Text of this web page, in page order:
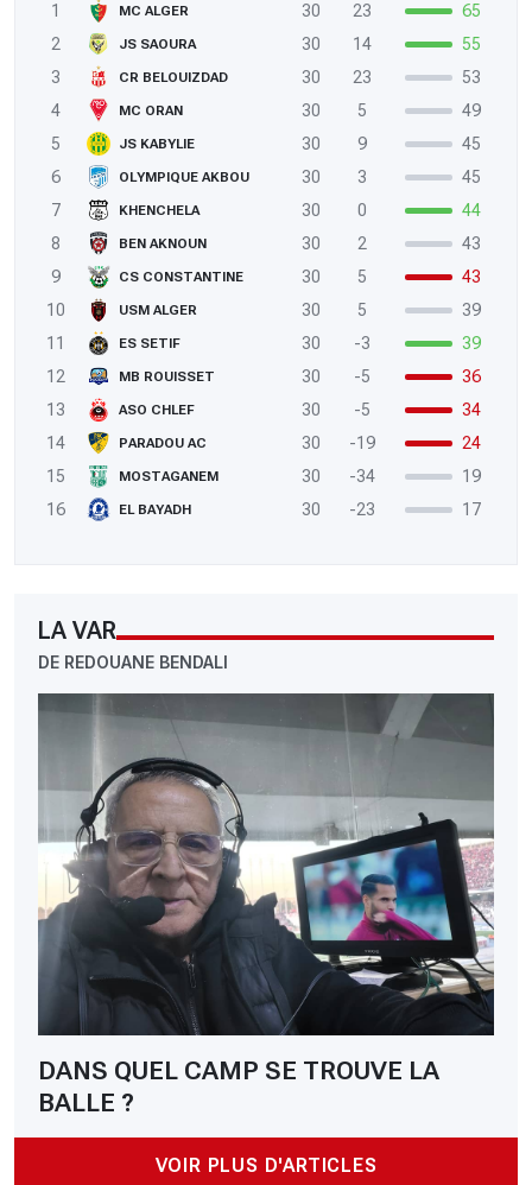
1 MC ALGER 30 23
65
2
JS SAOURA 30 14
55
3
CR BELOUIZDAD 30 23
53
4
MC ORAN 30 5
49
5
JS KABYLIE 30 9
45
6
OLYMPIQUE AKBOU 30 3
45
7
KHENCHELA 30 0
44
8
BEN AKNOUN 30 2
43
9
CS CONSTANTINE 30 5
43
10
USM ALGER 30 5
39
11
ES SETIF 30 -3
39
12
MB ROUISSET 30 -5
36
13
ASO CHLEF 30 -5
34
14
PARADOU AC 30 -19
24
15
MOSTAGANEM 30 -34
19
16
EL BAYADH 30 -23 17
LA VAR
DE REDOUANE BENDALI
DANS QUEL CAMP SE TROUVE LA
BALLE ?
VOIR PLUS D'ARTICLES